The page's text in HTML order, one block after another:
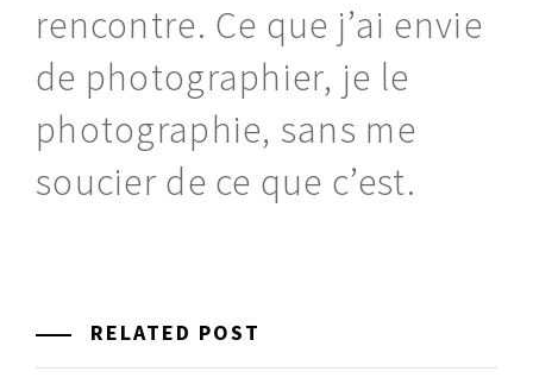
rencontre. Ce que j’ai envie
de photographier, je le
photographie, sans me
soucier de ce que c’est.
RELATED POST